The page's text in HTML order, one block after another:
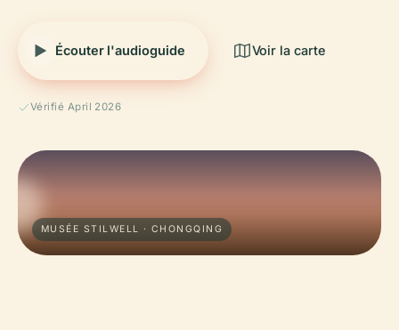
Écouter l'audioguide Voir la carte
Vérifié April 2026
MUSÉE STILWELL · CHONGQING